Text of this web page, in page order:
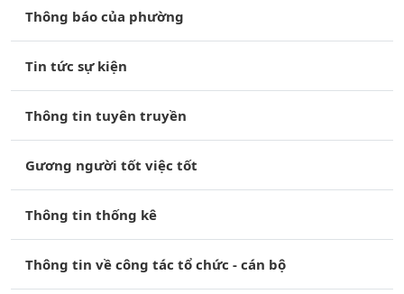
Thông báo của phường
Tin tức sự kiện
Thông tin tuyên truyền
Gương người tốt việc tốt
Thông tin thống kê
Thông tin về công tác tổ chức - cán bộ